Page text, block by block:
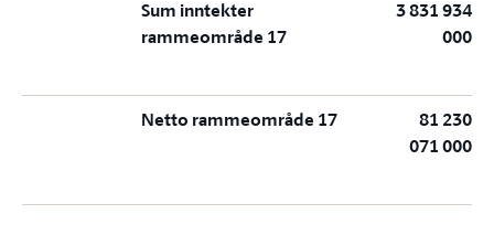
Sum inntekter
rammeområde 17
3 831 934
000
Netto rammeområde 17
81 230
071 000